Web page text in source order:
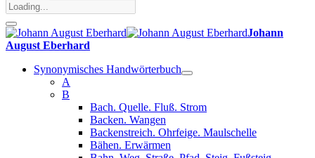
Johann
August Eberhard
Synonymisches Handwörterbuch
A
B
Bach. Quelle. Fluß. Strom
Backen. Wangen
Backenstreich. Ohrfeige. Maulschelle
Bähen. Erwärmen